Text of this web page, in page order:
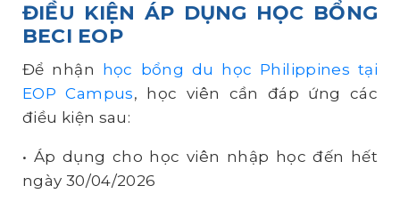
ĐIỀU KIỆN ÁP DỤNG HỌC BỔNG
BECI EOP
Để nhận
học bổng du học Philippines tại
EOP Campus, học viên cần đáp ứng các
điều kiện sau:
• Áp dụng cho học viên nhập học đến hết
ngày 30/04/2026